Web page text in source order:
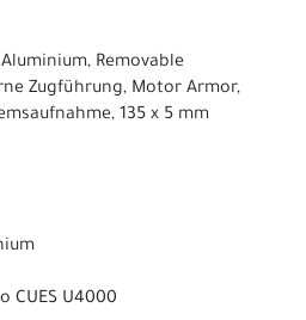
Removable
Zugführung, Motor Armor,
135 x 5 mm
CUES U4000